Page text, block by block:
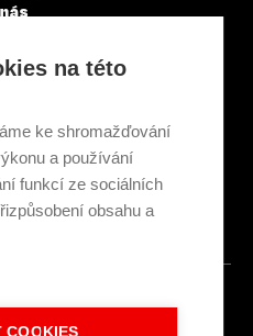
novinky
Cookies
recyklace
EU
Přihlášení
na této
ke shromažďování
a používání
funkcí ze sociálních
obsahu a
COOKIES